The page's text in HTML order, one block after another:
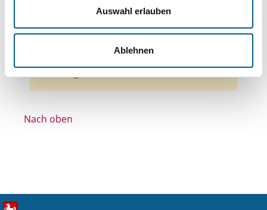
Auswahl erlauben
Ablehnen
Themen: Ländliche Entwicklung
Themen: Seniorinnen, Senioren & Pflege
Nach oben